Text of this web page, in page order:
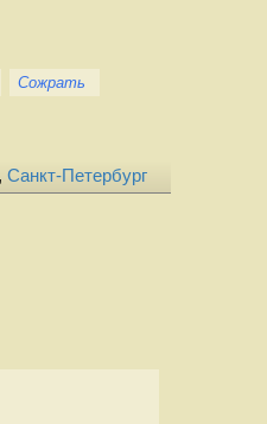
Сожрать
, Санкт-Петербург